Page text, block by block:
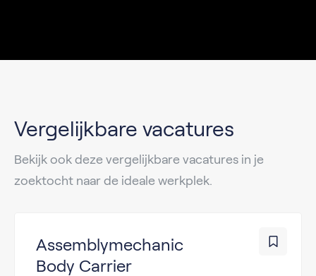
Vergelijkbare vacatures
Bekijk ook deze vergelijkbare vacatures in je
zoektocht naar de ideale werkplek.
Assemblymechanic
Body Carrier